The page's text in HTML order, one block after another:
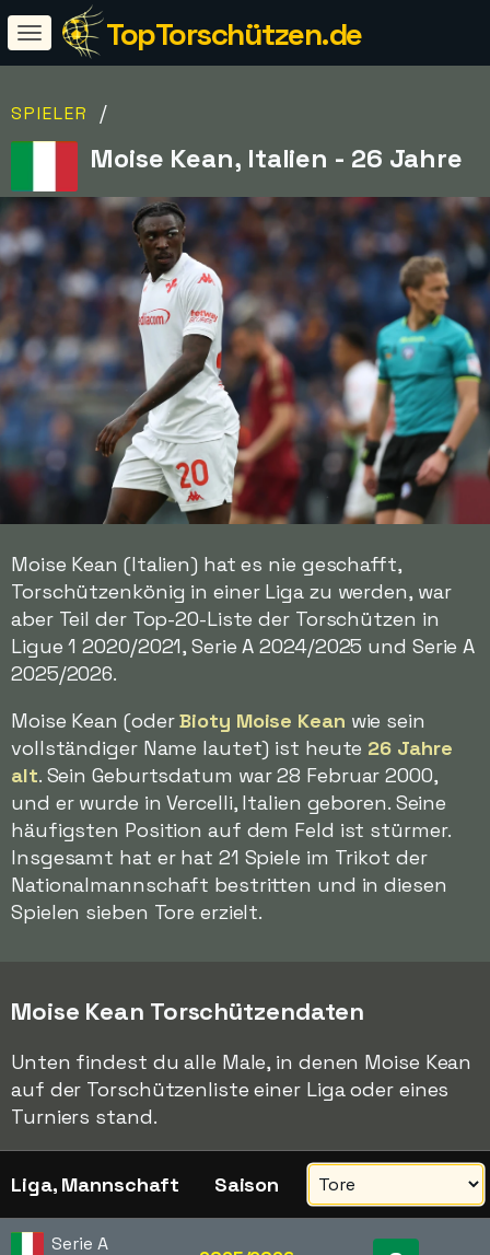
TopTorschützen.de
SPIELER /
Moise Kean, Italien - 26 Jahre
Moise Kean (Italien) hat es nie geschafft,
Torschützenkönig in einer Liga zu werden, war
aber Teil der Top-20-Liste der Torschützen in
Ligue 1 2020/2021, Serie A 2024/2025 und Serie A
2025/2026.
Moise Kean (oderBioty Moise Kean wie sein
vollständiger Name lautet) ist heute 26 Jahre
alt. Sein Geburtsdatum war 28 Februar 2000,
und er wurde in Vercelli, Italien geboren. Seine
häufigsten Position auf dem Feld ist stürmer.
Insgesamt hat er hat 21 Spiele im Trikot der
Nationalmannschaft bestritten und in diesen
Spielen sieben Tore erzielt.
Moise Kean Torschützendaten
Unten findest du alle Male, in denen Moise Kean
auf der Torschützenliste einer Liga oder eines
Turniers stand.
Liga, Mannschaft Saison
Serie A